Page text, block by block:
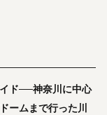
ド──神奈川に中心
ームまで行った川